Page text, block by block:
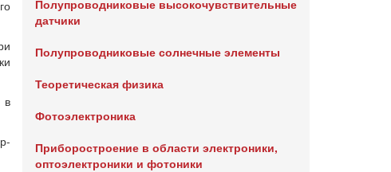
в
Полупроводниковые высокочувствительные
датчики
Полупроводниковые солнечные элементы
Теоретическая физика
Фотоэлектроника
Приборостроение в области электроники,
оптоэлектроники и фотоники